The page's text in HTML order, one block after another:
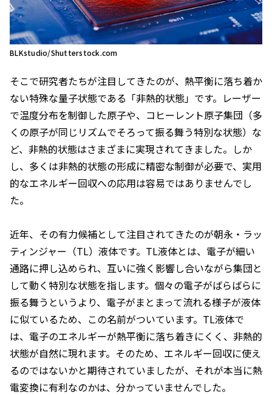
BLKstudio/Shutterstock.com
そこで研究者たちが注目してきたのが、熱平衡に落ち着か
ない特殊な量子状態である「非熱的状態」です。レーザー
で温度分布を制御した原子や、コヒーレント原子集団（多
くの原子が同じリズムでそろって振る舞う特別な状態）な
ど、非熱的状態はさまざまに実現されてきました。しか
し、多くは非熱的状態の形成に精密な制御が必要で、実用
的なエネルギー回収への応用は容易ではありませんでし
た。
近年、その有力候補として注目されてきたのが朝永・ラッ
ティンジャー（TL）液体です。TL液体とは、電子が細い
通路に押し込められ、互いに強く影響し合いながら集団と
して動く特別な状態を指します。個々の電子がばらばらに
振る舞うというより、電子がまとまって流れる様子が液体
に似ているため、この名前がついています。TL液体で
は、電子のエネルギーが熱平衡に落ち着きにくく、非熱的
状態が自然に現れます。そのため、エネルギー回収に使え
るのではないかと期待されていましたが、それが本当に熱
電変換に有利なのかは、分かっていませんでした。